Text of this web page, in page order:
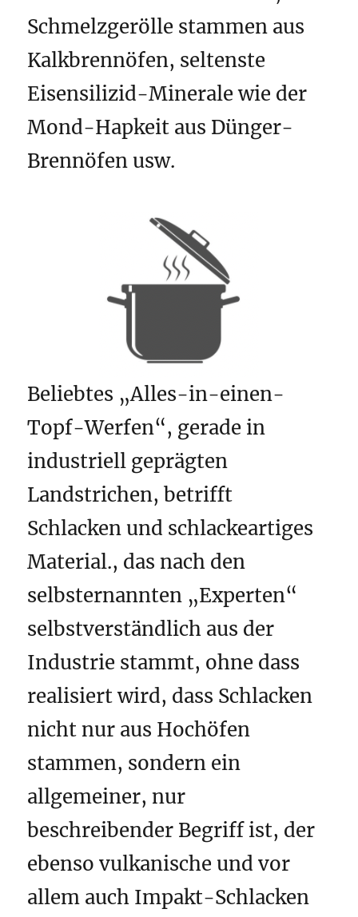
Schmelzgerölle stammen aus
Kalkbrennöfen, seltenste
Eisensilizid-Minerale wie der
Mond-Hapkeit aus Dünger-
Brennöfen usw.
Beliebtes „Alles-in-einen-
Topf-Werfen“, gerade in
industriell geprägten
Landstrichen, betrifft
Schlacken und schlackeartiges
Material., das nach den
selbsternannten „Experten“
selbstverständlich aus der
Industrie stammt, ohne dass
realisiert wird, dass Schlacken
nicht nur aus Hochöfen
stammen, sondern ein
allgemeiner, nur
beschreibender Begriff ist, der
ebenso vulkanische und vor
allem auch Impakt-Schlacken